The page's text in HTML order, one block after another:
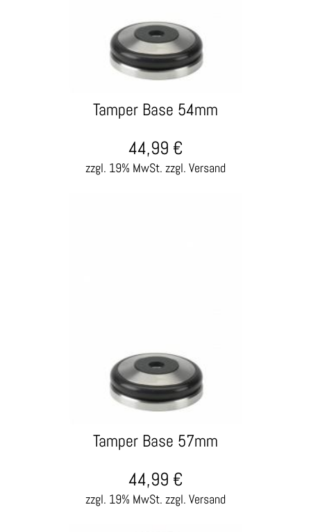
Tamper Base 54mm
zzgl. 19% MwSt. zzgl. Versand
44,99 €
Tamper Base 57mm
zzgl. 19% MwSt. zzgl. Versand
44,99 €